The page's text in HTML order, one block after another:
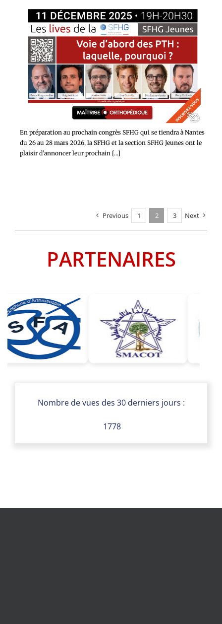
En préparation au prochain congrès SFHG qui se tiendra à Nantes
du 26 au 28 mars 2026, la SFHG et la section SFHG Jeunes ont le
plaisir d’annoncer leur prochain [...]
Previous 1 2 3 Next
PARTENAIRES
Nombre de vues des 30 derniers jours :
1778